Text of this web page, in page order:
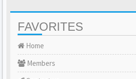
FAVORITES
Home
Members